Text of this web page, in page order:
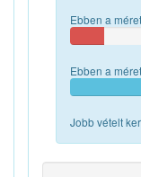
Ebben a
Ebben a
Jobb vételt